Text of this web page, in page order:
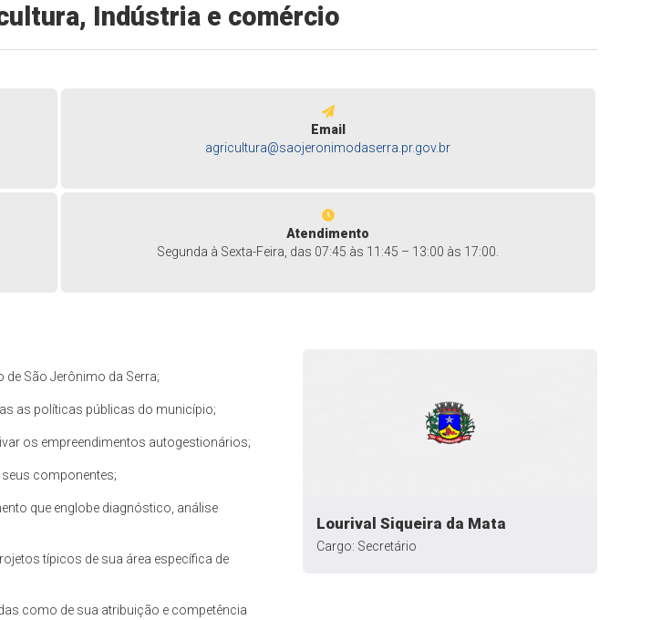
Indústria e comércio
Email
agricultura@saojeronimodaserra.pr.gov.br
Atendimento
Segunda à Sexta-Feira, das 07:45 às 11:45 – 13:00 às 17:00.
São Jerônimo da Serra;
as políticas públicas do município;
os empreendimentos autogestionários;
componentes;
que englobe diagnóstico, análise
típicos de sua área específica de
como de sua atribuição e competência
Lourival Siqueira da Mata
Cargo: Secretário